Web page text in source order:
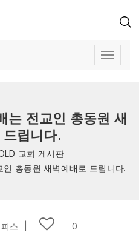
는 전교인 총동원 새
립니다.
교회 게시판
총동원 새벽예배로 드립니다.
스 0